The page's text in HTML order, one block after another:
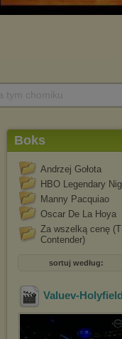
Boks
Andrzej Gołota
HBO Legendary
Manny Pacquiao
Oscar De La Hoya
Za wszelką cenę
Contender)
sortuj według:
Valuev-